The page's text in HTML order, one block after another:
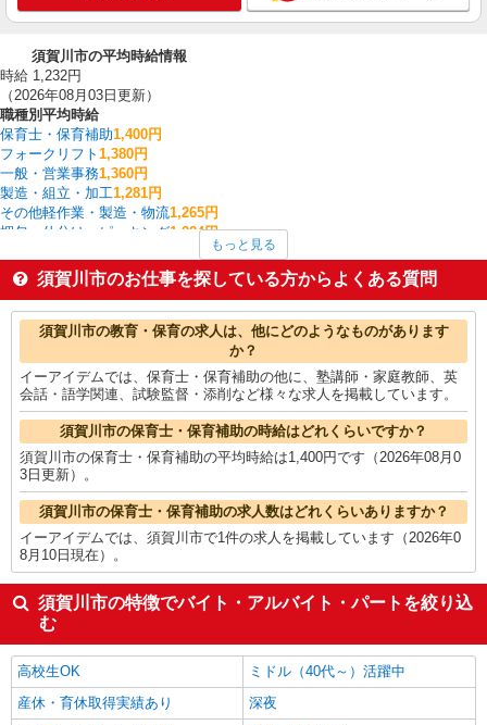
須賀川市の平均時給情報
時給 1,232円
（2026年08月03日更新）
職種別平均時給
保育士・保育補助1,400円
フォークリフト 1,380円
一般・営業事務1,360円
製造・組立・加工1,281円
その他軽作業・製造・物流1,265円
梱包・仕分け・ピッキング1,224円
量販店・大型SC・百貨店1,200円
家電・携帯販売1,200円
看護師・保健師・看護助手・助産師1,165円
須賀川市の他の職種の平均時給を見る
もっと見る
須賀川市のお仕事を探している方からよくある質問
須賀川市の教育・保育の求人は、他にどのようなものがあります
か？
イーアイデムでは、保育士・保育補助の他に、塾講師・家庭教師、英
会話・語学関連、試験監督・添削など様々な求人を掲載しています。
須賀川市の保育士・保育補助の時給はどれくらいですか？
須賀川市の保育士・保育補助の平均時給は1,400円です（2026年08月0
3日更新）。
須賀川市の保育士・保育補助の求人数はどれくらいありますか？
イーアイデムでは、須賀川市で1件の求人を掲載しています（2026年0
8月10日現在）。
須賀川市の特徴でバイト・アルバイト・パートを絞り込
む
高校生OK
ミドル（40代～）活躍中
産休・育休取得実績あり
深夜